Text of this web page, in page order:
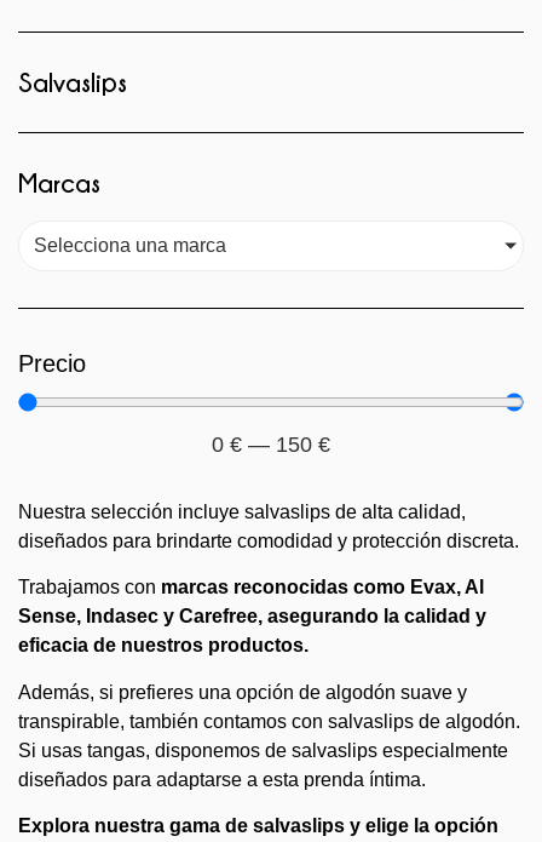
Salvaslips
Marcas
Selecciona una marca
Precio
0 € — 150 €
Nuestra selección incluye salvaslips de alta calidad,
diseñados para brindarte comodidad y protección discreta.
Trabajamos con marcas reconocidas como Evax, Al
Sense, Indasec y Carefree, asegurando la calidad y
eficacia de nuestros productos.
Además, si prefieres una opción de algodón suave y
transpirable, también contamos con salvaslips de algodón.
Si usas tangas, disponemos de salvaslips especialmente
diseñados para adaptarse a esta prenda íntima.
Explora nuestra gama de salvaslips y elige la opción